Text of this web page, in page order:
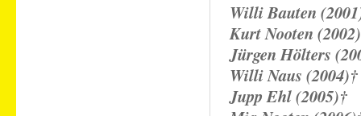
Willi Bauten
Kurt Nooten (2002)
Jürgen Hölters
Willi Naus (2004)†
Jupp Ehl (2005)†